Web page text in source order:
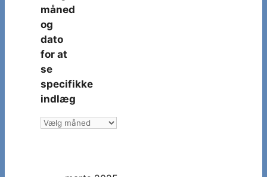
måned
og
dato
for at
se
specifikke
indlæg
Vælg